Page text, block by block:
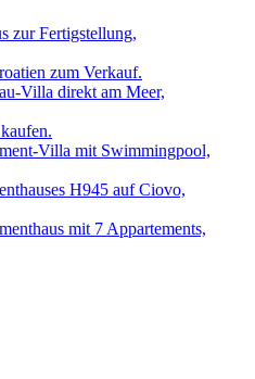
zur Fertigstellung,
Villa direkt am Meer,
Villa mit Swimmingpool,
mit 7 Appartements,